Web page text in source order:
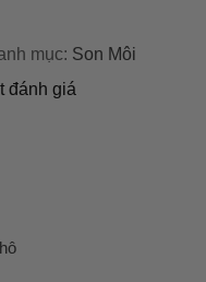
mục: Son Môi
đánh giá